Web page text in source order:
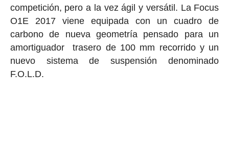
competición, pero a la vez ágil y versátil. La Focus
O1E 2017 viene equipada con un cuadro de
carbono de nueva geometría pensado para un
amortiguador trasero de 100 mm recorrido y un
nuevo sistema de suspensión denominado
F.O.L.D.